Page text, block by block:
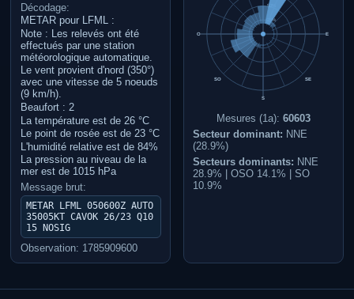
Décodage:
METAR pour LFML :
Note : Les relevés ont été
effectués par une station
météorologique automatique.
Le vent provient d'nord (350°)
avec une vitesse de 5 noeuds
(9 km/h).
Beaufort : 2
La température est de 26 °C
Le point de rosée est de 23 °C
L'humidité relative est de 84%
La pression au niveau de la
mer est de 1015 hPa
Message brut:
METAR LFML 050600Z AUTO
35005KT CAVOK 26/23 Q10
15 NOSIG
Observation: 1785909600
50%
25%
E
SE
S
SO
O
Mesures (1a): 60603
Secteur dominant: NNE
(28.9%)
Secteurs dominants: NNE
28.9% | OSO 14.1% | SO
10.9%